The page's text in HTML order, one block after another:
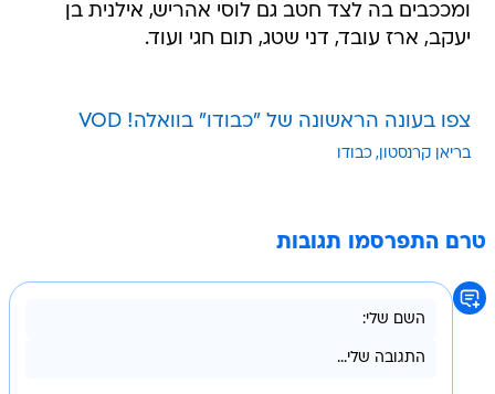
ומככבים בה לצד חטב גם לוסי אהריש, אילנית בן
יעקב, ארז עובד, דני שטג, תום חגי ועוד.
צפו בעונה הראשונה של "כבודו" בוואלה! VOD
בריאן קרנסטון כבודו
טרם התפרסמו תגובות